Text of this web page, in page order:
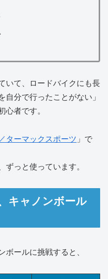
いて、ロードバイクにも長
自分で行ったことがない」
心者です。
ターマックスポーツ 」で
ずっと使っています。
キャノンボール
ボールに挑戦すると、